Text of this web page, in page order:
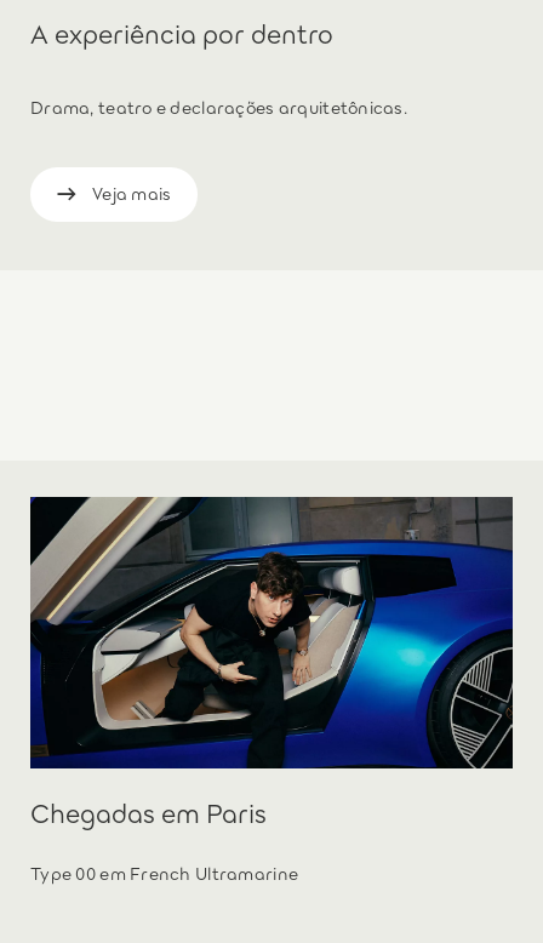
A experiência por dentro
Drama, teatro e declarações arquitetônicas.
Veja mais
Chegadas em Paris
Type 00 em French Ultramarine